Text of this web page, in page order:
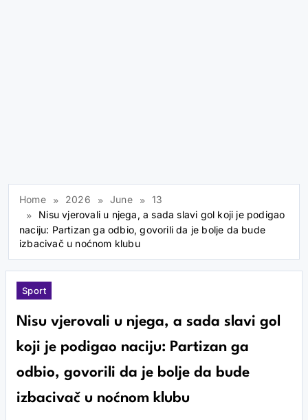
Home 2026 June
13
Nisu vjerovali u njega, a sada slavi gol koji je podigao
naciju: Partizan ga odbio, govorili da je bolje da bude
izbacivač u noćnom klubu
Sport
Nisu vjerovali u njega, a sada slavi gol
koji je podigao naciju: Partizan ga
odbio, govorili da je bolje da bude
izbacivač u noćnom klubu